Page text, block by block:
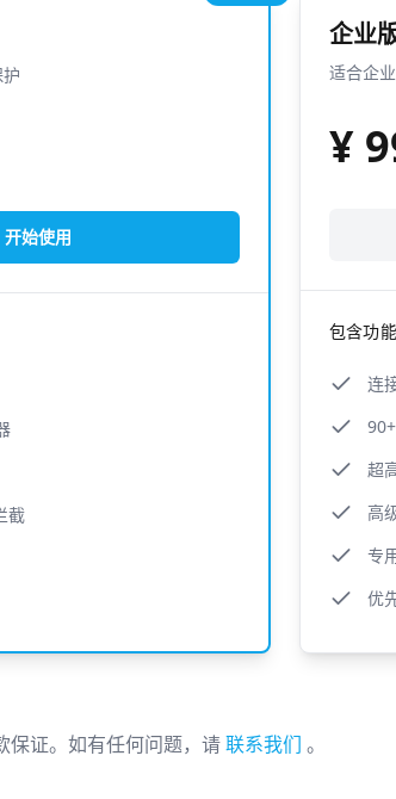
开始使用
截
企业
适合企
¥
包含功能
连
超
高
专
优
保证。如有任何问题，请联系我们 。